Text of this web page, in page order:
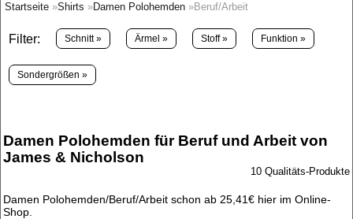
Startseite »Shirts »Damen Polohemden »Beruf/Arbeit
Filter: Schnitt » Ärmel » Stoff » Funktion »
Sondergrößen »
Damen Polohemden für Beruf und Arbeit von
James & Nicholson
10 Qualitäts-Produkte
Damen Polohemden/Beruf/Arbeit schon ab 25,41€ hier im Online-
Shop.